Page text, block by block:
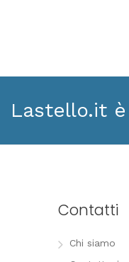
Lastello.it
Contatti
Chi siamo